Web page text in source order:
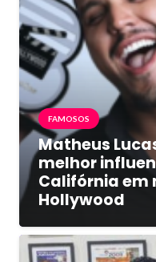
FAMOSOS
Matheus
melhor
Califórnia em
Hollywood